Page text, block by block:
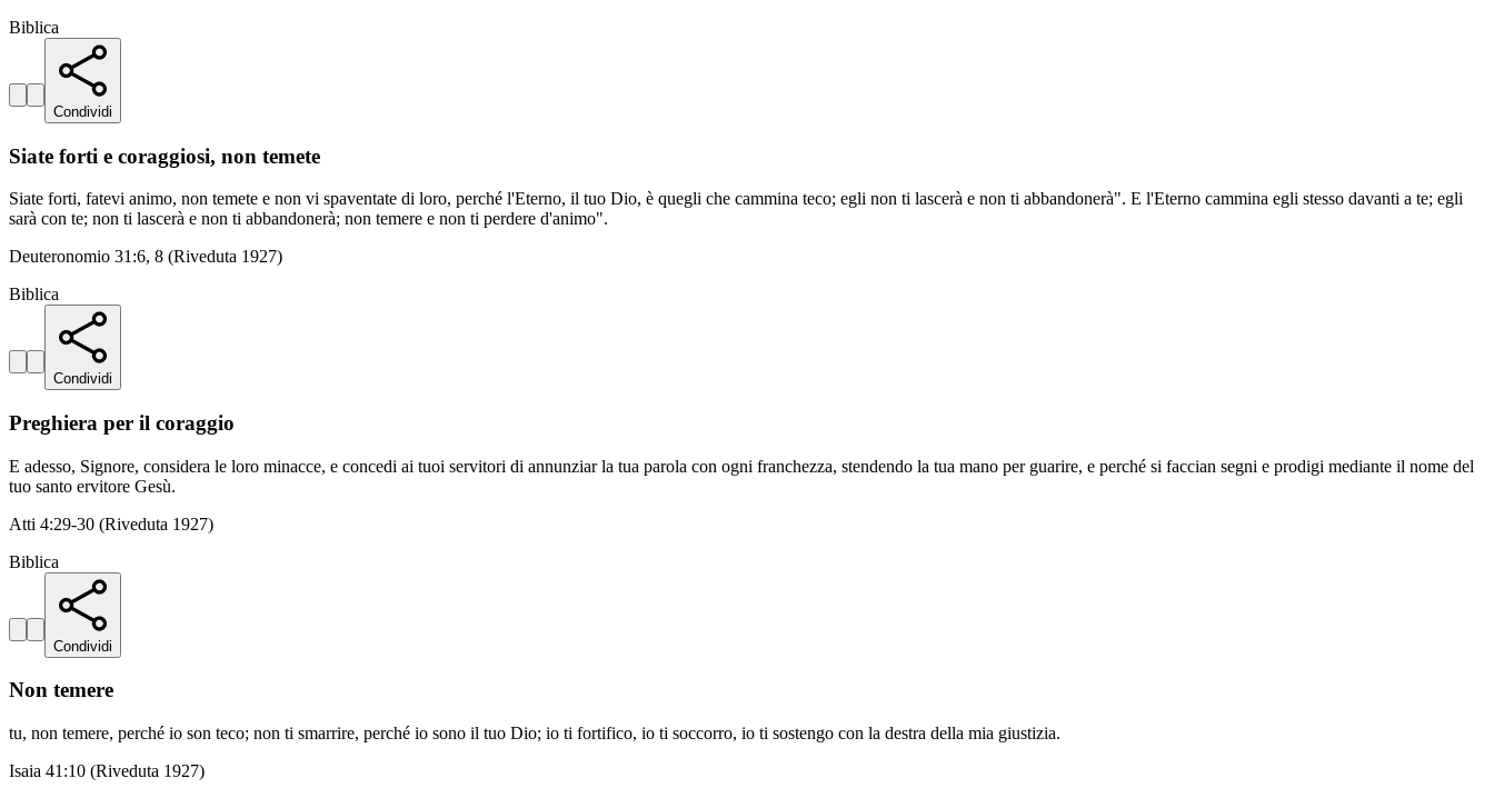
Biblica
Condividi
Siate forti e coraggiosi, non temete
Siate forti, fatevi animo, non temete e non vi spaventate di loro, perché l'Eterno, il tuo Dio, è quegli che cammina teco; egli non ti lascerà e non ti abbandonerà". E l'Eterno cammina egli stesso davanti a te; egli
sarà con te; non ti lascerà e non ti abbandonerà; non temere e non ti perdere d'animo".
Deuteronomio 31:6, 8 (Riveduta 1927)
Biblica
Condividi
Preghiera per il coraggio
E adesso, Signore, considera le loro minacce, e concedi ai tuoi servitori di annunziar la tua parola con ogni franchezza, stendendo la tua mano per guarire, e perché si faccian segni e prodigi mediante il nome del
tuo santo ervitore Gesù.
Atti 4:29-30 (Riveduta 1927)
Biblica
Condividi
Non temere
tu, non temere, perché io son teco; non ti smarrire, perché io sono il tuo Dio; io ti fortifico, io ti soccorro, io ti sostengo con la destra della mia giustizia.
Isaia 41:10 (Riveduta 1927)